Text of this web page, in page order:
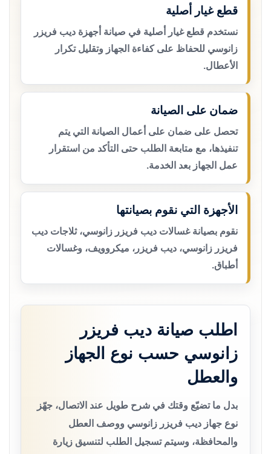
قطع غيار أصلية
نستخدم قطع غيار أصلية في صيانة أجهزة ديب فريزر
زانوسي للحفاظ على كفاءة الجهاز وتقليل تكرار
الأعطال.
ضمان على الصيانة
تحصل على ضمان على أعمال الصيانة التي يتم
تنفيذها، مع متابعة الطلب حتى التأكد من استقرار
عمل الجهاز بعد الخدمة.
الأجهزة التي نقوم بصيانتها
نقوم بصيانة غسالات ديب فريزر زانوسي، ثلاجات ديب
فريزر زانوسي، ديب فريزر، ميكروويف، وغسالات
أطباق.
اطلب صيانة ديب فريزر
زانوسي حسب نوع الجهاز
والعطل
بدل ما تضيّع وقتك في شرح طويل عند الاتصال، جهّز
نوع جهاز ديب فريزر زانوسي ووصف العطل
والمحافظة، وسيتم تسجيل الطلب لتنسيق زيارة